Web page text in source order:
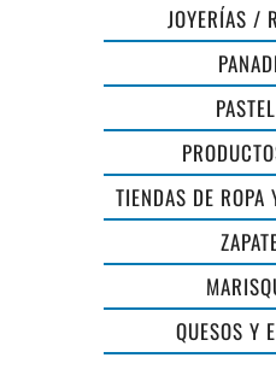
JOYERÍAS /
TIENDAS DE ROPA
QUESOS Y
SA
PLAÇA
MERCAT
DE
PROXIMITAT
DE